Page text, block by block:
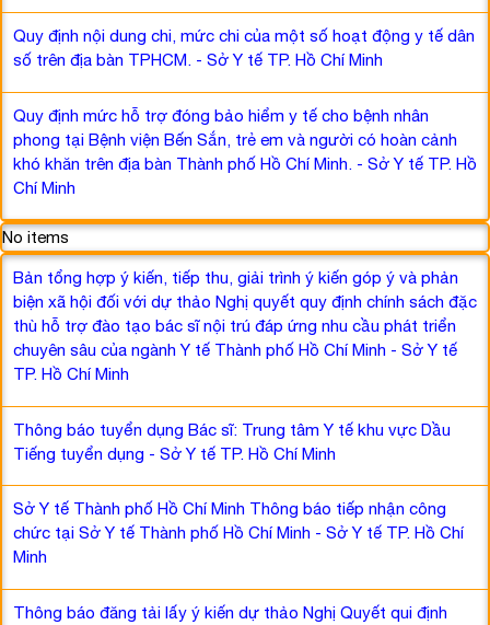
Quy định nội dung chi, mức chi của một số hoạt động y tế dân
số trên địa bàn TPHCM. - Sở Y tế TP. Hồ Chí Minh
Quy định mức hỗ trợ đóng bảo hiểm y tế cho bệnh nhân
phong tại Bệnh viện Bến Sắn, trẻ em và người có hoàn cảnh
khó khăn trên địa bàn Thành phố Hồ Chí Minh. - Sở Y tế TP. Hồ
Chí Minh
No items
Bản tổng hợp ý kiến, tiếp thu, giải trình ý kiến góp ý và phản
biện xã hội đối với dự thảo Nghị quyết quy định chính sách đặc
thù hỗ trợ đào tạo bác sĩ nội trú đáp ứng nhu cầu phát triển
chuyên sâu của ngành Y tế Thành phố Hồ Chí Minh - Sở Y tế
TP. Hồ Chí Minh
Thông báo tuyển dụng Bác sĩ: Trung tâm Y tế khu vực Dầu
Tiếng tuyển dụng - Sở Y tế TP. Hồ Chí Minh
Sở Y tế Thành phố Hồ Chí Minh Thông báo tiếp nhận công
chức tại Sở Y tế Thành phố Hồ Chí Minh - Sở Y tế TP. Hồ Chí
Minh
Thông báo đăng tải lấy ý kiến dự thảo Nghị Quyết qui định